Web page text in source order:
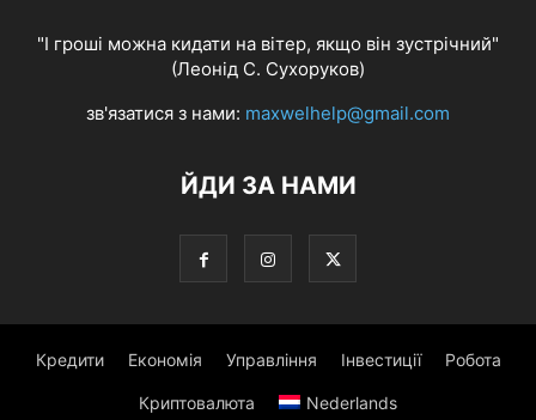
"І гроші можна кидати на вітер, якщо він зустрічний"
(Леонід С. Сухоруков)
зв'язатися з нами: maxwelhelp@gmail.com
ЙДИ ЗА НАМИ
Кредити Економія Управління Інвестиції Робота
Криптовалюта Nederlands